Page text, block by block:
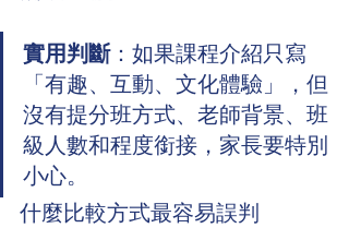
實用判斷：如果課程介紹只寫
「有趣、互動、文化體驗」，但
沒有提分班方式、老師背景、班
級人數和程度銜接，家長要特別
小心。
什麼比較方式最容易誤判